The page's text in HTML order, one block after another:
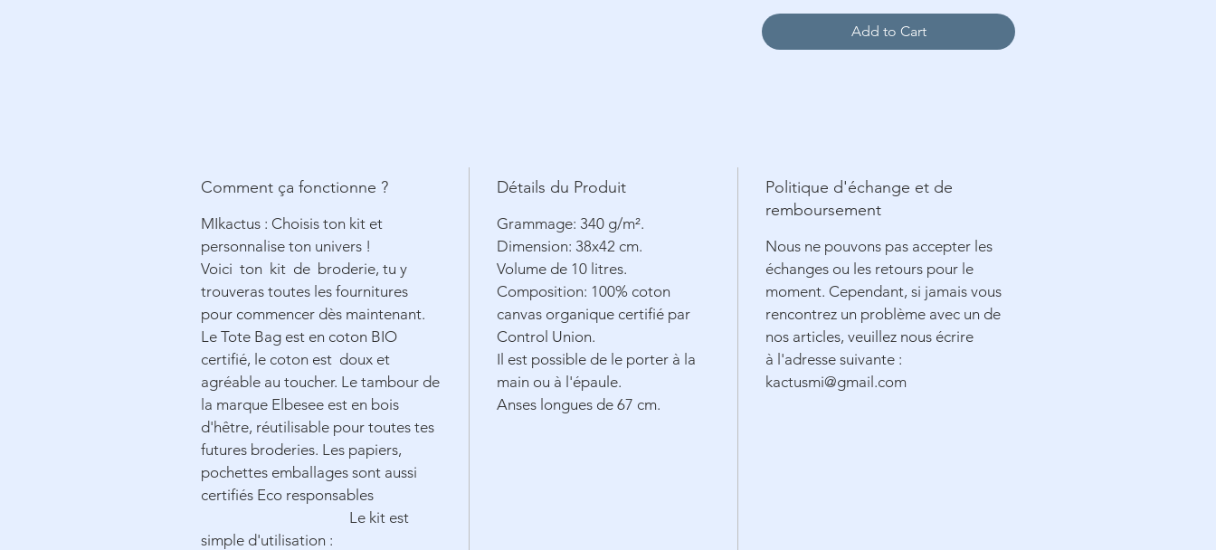
Une aiguille
Un Tambour Elbesee de
Add to Cart
Comment ça fonctionne ?
MIkactus : Choisis ton kit et
personnalise ton univers !
Voici ton kit de broderie, tu y
trouveras toutes les fournitures
pour commencer dès maintenant.
Le Tote Bag est en coton BIO
certifié, le coton est doux et
agréable au toucher. Le tambour de
la marque Elbesee est en bois
d'hêtre, réutilisable pour toutes tes
futures broderies. Les papiers,
pochettes emballages sont aussi
certifiés Eco responsables
Le kit est
simple d'utilisation :
Détails du Produit
Grammage: 340 g/m².
Dimension: 38x42 cm.
Volume de 10 litres.
Composition: 100% coton
canvas organique certifié par
Control Union.
Il est possible de le porter à la
main ou à l'épaule.
Anses longues de 67 cm.
Politique d'échange et de
remboursement
Nous ne pouvons pas accepter les
échanges ou les retours pour le
moment. Cependant, si jamais vous
rencontrez un problème avec un de
nos articles, veuillez nous écrire
à l'adresse suivante :
kactusmi@gmail.com